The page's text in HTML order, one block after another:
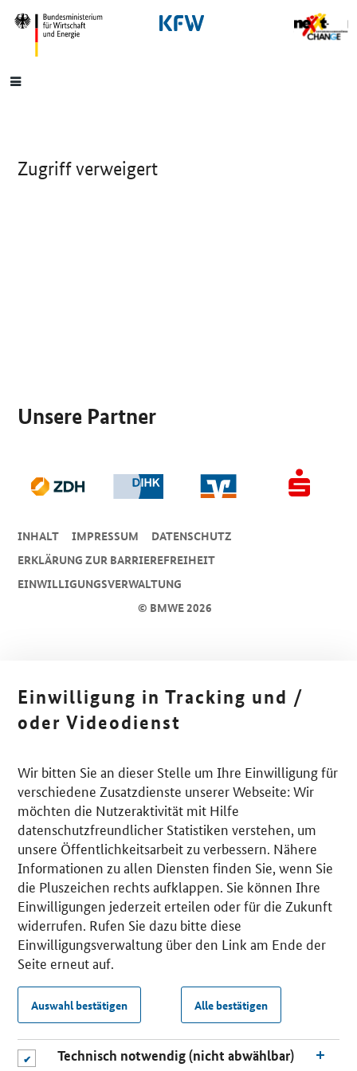
SrOnlyNavigation
Hauptmenü
Zugriff verweigert
Unsere Partner
© BMWE 2026
INHALT IMPRESSUM
DA­TEN­SCHUTZ
ERKLÄRUNG ZUR BARRIEREFREIHEIT
EINWILLIGUNGSVERWALTUNG
Einwilligung in Tracking und /
oder Videodienst
Wir bitten Sie an dieser Stelle um Ihre Einwilligung für
verschiedene Zusatzdienste unserer Webseite: Wir
möchten die Nutzeraktivität mit Hilfe
datenschutzfreundlicher Statistiken verstehen, um
unsere Öffentlichkeitsarbeit zu verbessern. Nähere
Informationen zu allen Diensten finden Sie, wenn Sie
die Pluszeichen rechts aufklappen. Sie können Ihre
Einwilligungen jederzeit erteilen oder für die Zukunft
widerrufen. Rufen Sie dazu bitte diese
Einwilligungsverwaltung über den Link am Ende der
Seite erneut auf.
Auswahl bestätigen Alle bestätigen
Technisch notwendig (nicht abwählbar)